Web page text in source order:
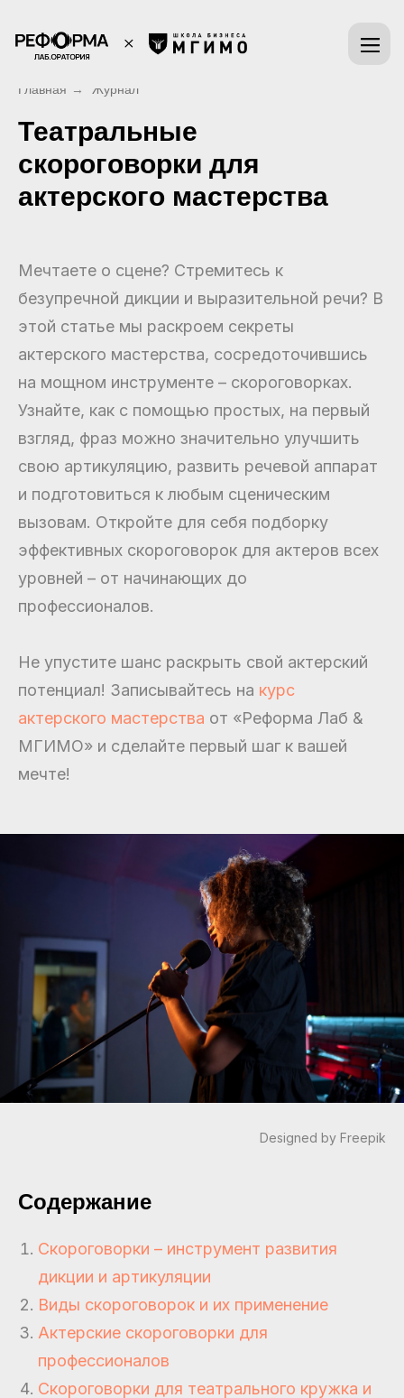
Главная → Журнал
Театральные
скороговорки для
актерского мастерства
Мечтаете о сцене? Стремитесь к
безупречной дикции и выразительной речи? В
этой статье мы раскроем секреты
актерского мастерства, сосредоточившись
на мощном инструменте – скороговорках.
Узнайте, как с помощью простых, на первый
взгляд, фраз можно значительно улучшить
свою артикуляцию, развить речевой аппарат
и подготовиться к любым сценическим
вызовам. Откройте для себя подборку
эффективных скороговорок для актеров всех
уровней – от начинающих до
профессионалов.
Не упустите шанс раскрыть свой актерский
потенциал! Записывайтесь на курс
актерского мастерства от «Реформа Лаб &
МГИМО» и сделайте первый шаг к вашей
мечте!
Designed by Freepik
Содержание
Скороговорки – инструмент развития
дикции и артикуляции
Виды скороговорок и их применение
Актерские скороговорки для
профессионалов
Скороговорки для театрального кружка и